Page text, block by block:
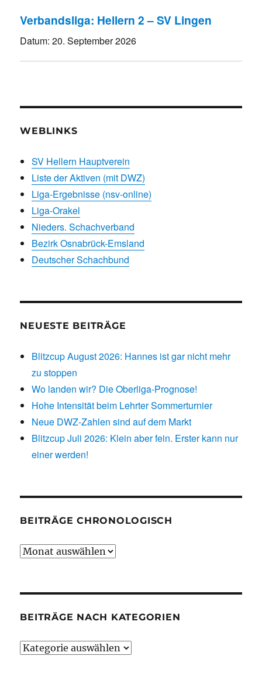
Verbandsliga: Hellern 2 – SV Lingen
Datum:20. September 2026
WEBLINKS
SV Hellern Hauptverein
Liste der Aktiven (mit DWZ)
Liga-Ergebnisse (nsv-online)
Liga-Orakel
Nieders. Schachverband
Bezirk Osnabrück-Emsland
Deutscher Schachbund
NEUESTE BEITRÄGE
Blitzcup August 2026: Hannes ist gar nicht mehr
zu stoppen
Wo landen wir? Die Oberliga-Prognose!
Hohe Intensität beim Lehrter Sommerturnier
Neue DWZ-Zahlen sind auf dem Markt
Blitzcup Juli 2026: Klein aber fein. Erster kann nur
einer werden!
BEITRÄGE CHRONOLOGISCH
Beiträge
BEITRÄGE NACH KATEGORIEN
Beiträge